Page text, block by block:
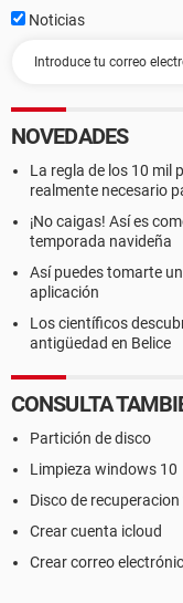
Noticias
NOVEDADES
La regla de los 10 mil
realmente necesario
¡No caigas! Así es
temporada navideña
Así puedes tomarte
aplicación
Los científicos
antigüedad en Belice
CONSULTA
Partición de disco
Limpieza windows 10
Disco de
Crear cuenta icloud
Crear correo